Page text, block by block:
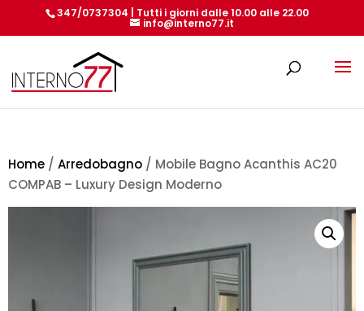
347/0737304 | Tutti i giorni dalle 10.00 alle 22.00
info@interno77.it
Home / Arredobagno / Mobile Bagno Acanthis AC20
COMPAB – Luxury Design Moderno